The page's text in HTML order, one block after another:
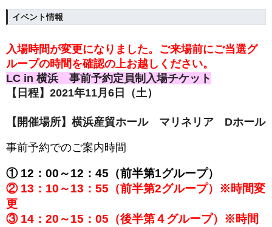
イベント情報
入場時間が変更になりました。ご来場前にご当選グ
ループの時間を確認の上お越しください。
LC in 横浜 事前予約定員制入場チケット
【日程】 2021年11月6日 （土）
【開催場所】横浜産貿ホール マリネリア Dホール
事前予約でのご案内時間
① 12：00～12：45（前半第1グループ）
② 13：10～13：55（前半第2グループ）※時間変
更
③ 14：20～15：05（後半第４グループ）※時間